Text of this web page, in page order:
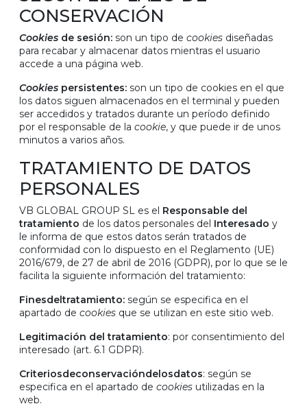
CONSERVACIÓN
Cookies de sesión: son un tipo de cookies diseñadas
para recabar y almacenar datos mientras el usuario
accede a una página web.
Cookies persistentes: son un tipo de cookies en el que
los datos siguen almacenados en el terminal y pueden
ser accedidos y tratados durante un período definido
por el responsable de la cookie, y que puede ir de unos
minutos a varios años.
TRATAMIENTO DE DATOS
PERSONALES
VB GLOBAL GROUP SL es el Responsable del
tratamiento de los datos personales del Interesado y
le informa de que estos datos serán tratados de
conformidad con lo dispuesto en el Reglamento (UE)
2016/679, de 27 de abril de 2016 (GDPR), por lo que se le
facilita la siguiente información del tratamiento:
Finesdeltratamiento: según se especifica en el
apartado de cookies que se utilizan en este sitio web.
Legitimación del tratamiento: por consentimiento del
interesado (art. 6.1 GDPR).
Criteriosdeconservacióndelosdatos: según se
especifica en el apartado de cookies utilizadas en la
web.